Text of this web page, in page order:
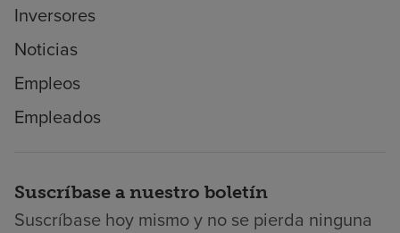
Inversores
Noticias
Empleos
Empleados
Suscríbase a nuestro boletín
Suscríbase hoy mismo y no se pierda ninguna